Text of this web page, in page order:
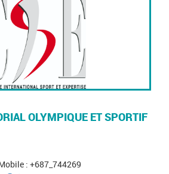
OLYMPIQUE ET SPORTIF
: +687_744269